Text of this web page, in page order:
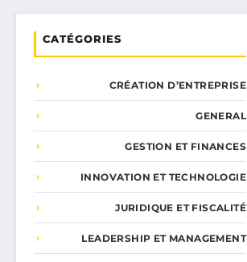
CATÉGORIES
CRÉATION D’ENTREPRISE
GENERAL
GESTION ET FINANCES
INNOVATION ET TECHNOLOGIE
JURIDIQUE ET FISCALITÉ
LEADERSHIP ET MANAGEMENT